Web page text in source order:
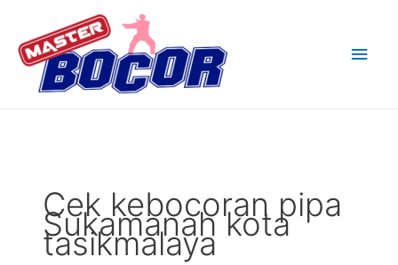
content
Cek kebocoran pipa
Sukamanah kota
tasikmalaya